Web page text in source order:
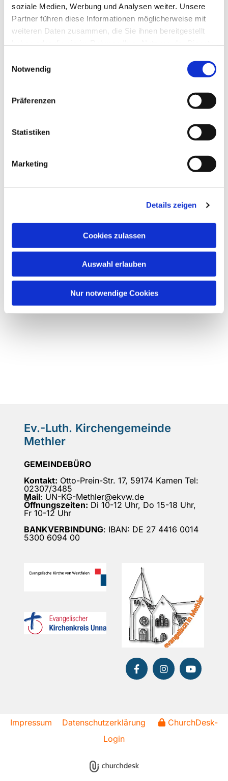
soziale Medien, Werbung und Analysen weiter. Unsere
Partner führen diese Informationen möglicherweise mit
weiteren Daten zusammen, die Sie ihnen bereitgestellt
Notwendig
Präferenzen
Statistiken
Marketing
Details zeigen
Cookies zulassen
Auswahl erlauben
Nur notwendige Cookies
Dies könnte Sie auch
Ev.-Luth. Kirchengemeinde
Methler
GEMEINDEBÜRO
Kontakt: Otto-Prein-Str. 17, 59174 Kamen Tel:
02307/3485
Mail: UN-KG-Methler@ekvw.de
Öffnungszeiten: Di 10-12 Uhr, Do 15-18 Uhr,
Fr 10-12 Uhr
BANKVERBINDUNG: IBAN: DE 27 4416 0014
5300 6094 00
Impressum Datenschutzerklärung
ChurchDesk-
Login